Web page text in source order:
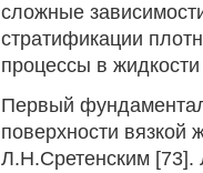
сложные
стратификации
процессы в
Первый
поверхности вязкой
Л.Н.Сретенским [73].